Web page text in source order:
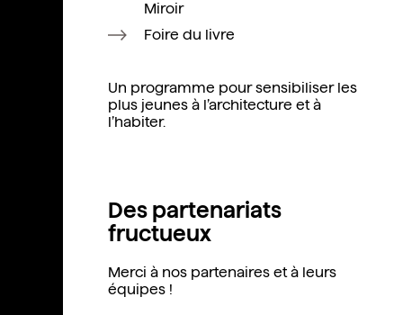
Miroir
Foire du livre
Un programme pour sensibiliser les
plus jeunes à l’architecture et à
l’habiter.
Des partenariats
fructueux
Merci à nos partenaires et à leurs
équipes !